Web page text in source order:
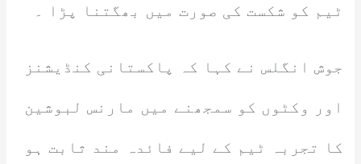
ٹیم کو شکست کی صورت میں بھگتنا پڑا ۔
جوش انگلس نے کہا کہ پاکستانی کنڈیشنز
اور وکٹوں کو سمجھنے میں مارنس لبوشین
کا تجربہ ٹیم کے لیے فائدہ مند ثابت ہو